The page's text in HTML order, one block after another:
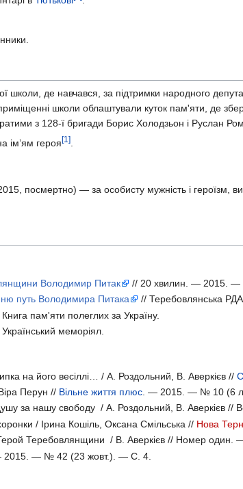
школи, де навчався, за підтримки народного
школи облаштували куток пам'яти, де
з 128-ї бригади Борис Холодзьон і Руслан
ім’ям героя[1].
посмертно) — за особисту мужність і героїзм,
Володимир Питак
// 20 хвилин. — 2015. —
путь Володимира Питака
// Теребовлянська
пам'яти полеглих за Україну.
меморіял.
на його весіллі… / А. Роздольний, В. Аверкієв //
Перун // Вільне життя плюс . — 2015. — № 10 (6
душу за нашу свободу / А. Роздольний, В.
/ Ірина Кошіль, Оксана Смільська // Нова
Теребовлянщини / В. Аверкієв // Номер
2015. — № 42 (23 жовт.). — С. 4.